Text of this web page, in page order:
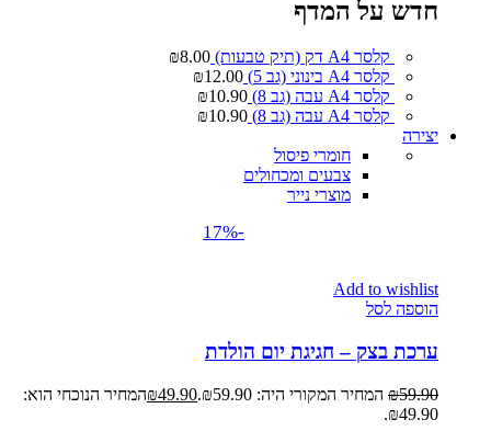
חדש על המדף
קלסר A4 דק (תיק טבעות) ₪8.00
קלסר A4 בינוני (גב 5)
₪12.00
קלסר A4 עבה (גב 8)
₪10.90
קלסר A4 עבה (גב 8)
₪10.90
יצירה
חומרי פיסול
צבעים ומכחולים
מוצרי נייר
-17%
Add to wishlist
הוספה לסל
ערכת בצק – חגיגת יום הולדת
₪59.90 המחיר המקורי היה: ₪59.90. ₪49.90
המחיר הנוכחי הוא:
₪49.90.